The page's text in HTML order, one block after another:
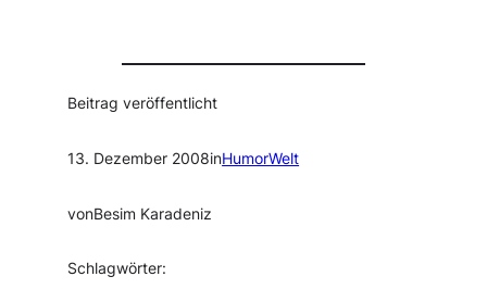
Beitrag veröffentlicht
13. Dezember 2008inHumorWelt
vonBesim Karadeniz
Schlagwörter: